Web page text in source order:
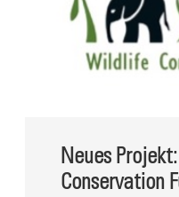
Neues
Conservation